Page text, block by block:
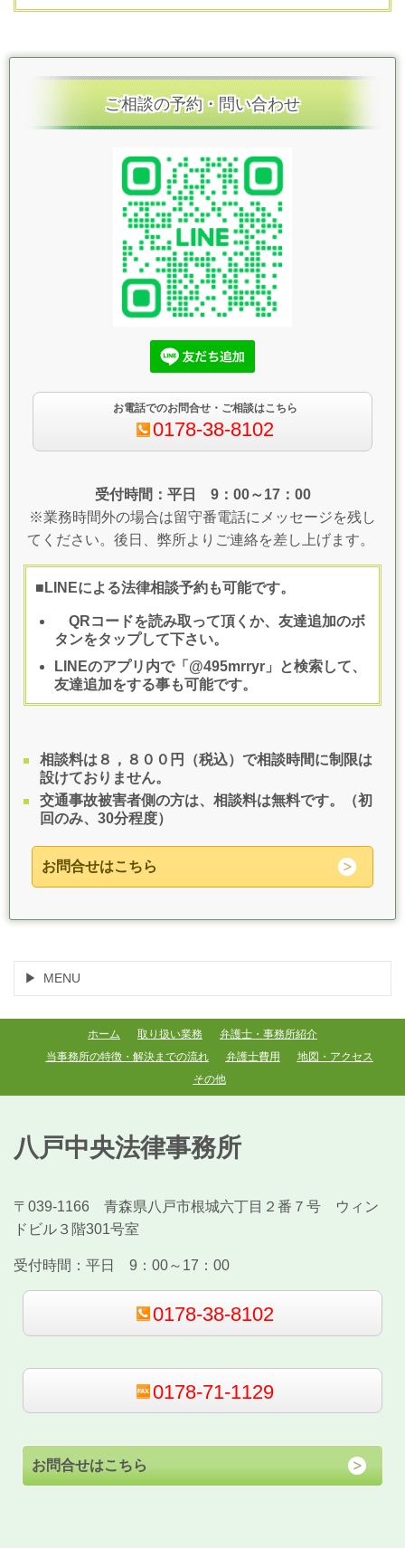
ご相談の予約・問い合わせ
お電話でのお問合せ・ご相談はこちら
0178-38-8102
受付時間：平日 9：00～17：00
※業務時間外の場合は留守番電話にメッセージを残し
てください。後日、弊所よりご連絡を差し上げます。
■LINEによる法律相談予約も可能です。
QRコードを読み取って頂くか、友達追加のボ
タンをタップして下さい。
LINEのアプリ内で「@495mrryr」
と検索して、
友達追加をする事も可能です。
相談料は８，８００円（税込）で相談時間に制限は
設けておりません。
交通事故被害者側の方は、相談料は無料です。（初
回のみ、30分程度）
お問合せはこちら
MENU
ホーム 取り扱い業務
弁護士・事務所紹介
当事務所の特徴・解決までの流れ
弁護士費用
地図・アクセス
その他
八戸中央法律事務所
〒039-1166 青森県八戸市根城六丁目２番７号 ウィン
ドビル３階301号室
受付時間： 平日 9：00～17：00
0178-38-8102
0178-71-1129
お問合せはこちら